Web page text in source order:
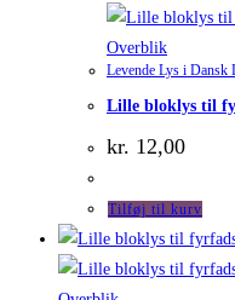
Overblik
Levende Lys i Dansk
Lille bloklys til
kr. 12,00
Tilføj til kurv